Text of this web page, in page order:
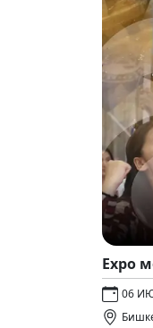
Expo
06